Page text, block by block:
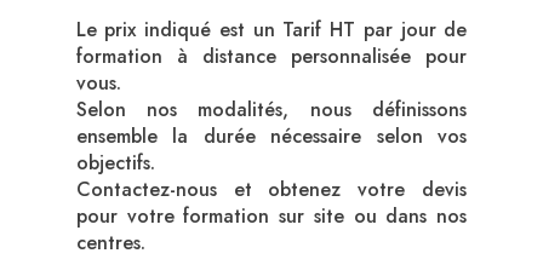
Le prix indiqué est un Tarif HT par jour de
formation à distance personnalisée pour
vous.
Selon nos modalités, nous définissons
ensemble la durée nécessaire selon vos
objectifs.
Contactez-nous et obtenez votre devis
pour votre formation sur site ou dans nos
centres.